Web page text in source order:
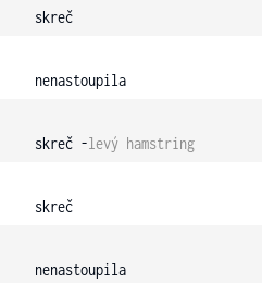
skreč
nenastoupila
skreč -levý hamstring
skreč
nenastoupila